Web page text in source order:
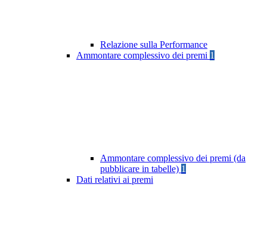
Relazione sulla Performance
Ammontare complessivo dei premi 1
Ammontare complessivo dei premi (da
pubblicare in tabelle) 1
Dati relativi ai premi